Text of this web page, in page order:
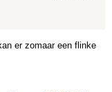
er zomaar een flinke